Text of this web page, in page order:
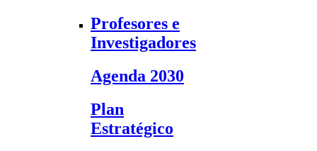
Profesores e
Investigadores
Agenda 2030
Plan
Estratégico